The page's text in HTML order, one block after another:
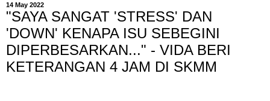
14 May 2022
"SAYA SANGAT 'STRESS' DAN
'DOWN' KENAPA ISU SEBEGINI
DIPERBESARKAN..." - VIDA BERI
KETERANGAN 4 JAM DI SKMM